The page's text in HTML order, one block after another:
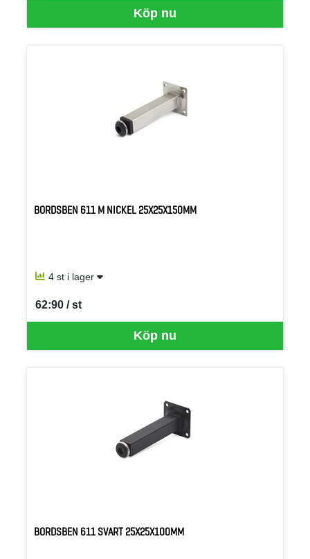
Köp nu
BORDSBEN 611 M NICKEL 25X25X150MM
4 st i lager
Köp nu
62:90 / st
SEK per ST
BORDSBEN 611 SVART 25X25X100MM